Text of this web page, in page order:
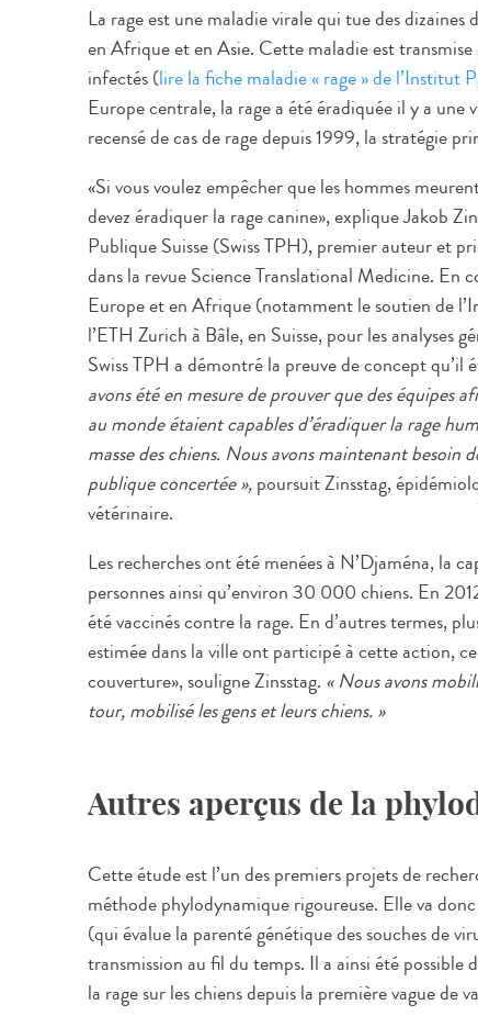
La rage est une maladie virale qui tue des
en Afrique et en Asie. Cette maladie est
infectés (lire la fiche maladie « rage » de l’Institut
Europe centrale, la rage a été éradiquée il y a une
recensé de cas de rage depuis 1999, la stratégie
«Si vous voulez empêcher que les hommes
devez éradiquer la rage canine», explique Jakob
Publique Suisse (Swiss TPH), premier auteur et
dans la revue Science Translational Medicine. En
Europe et en Afrique (notamment le soutien de
l’ETH Zurich à Bâle, en Suisse, pour les analyses
Swiss TPH a démontré la preuve de concept qu’il
avons été en mesure de prouver que des équipes
au monde étaient capables d’éradiquer la rage
masse des chiens. Nous avons maintenant besoin
publique concertée »,poursuit Zinsstag,
vétérinaire.
Les recherches ont été menées à N’Djaména, la
personnes ainsi qu’environ 30 000 chiens. En
été vaccinés contre la rage. En d’autres termes,
estimée dans la ville ont participé à cette action,
couverture», souligne Zinsstag. « Nous avons
tour, mobilisé les gens et leurs chiens. »
Autres aperçus de la
Cette étude est l’un des premiers projets de
méthode phylodynamique rigoureuse. Elle va
(qui évalue la parenté génétique des souches de
transmission au fil du temps. Il a ainsi été
la rage sur les chiens depuis la première vague de